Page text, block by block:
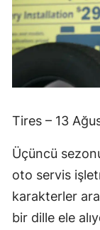
Tires – 13
Üçüncü
oto servis
karakterler
bir dille ele